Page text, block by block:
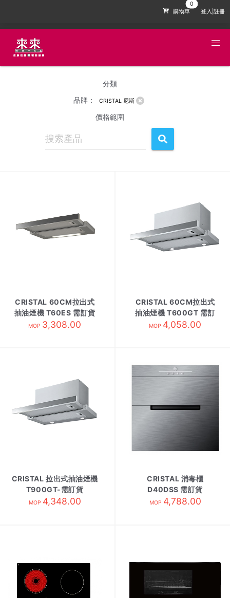
購物車 登入|註冊
分類
品牌：
CRISTAL 尼斯
價格範圍
CRISTAL 60CM拉出式
抽油煙機 T60ES 需訂貨
MOP 3,308.00
CRISTAL 60CM拉出式
抽油煙機 T600GT 需訂
貨
MOP 4,058.00
CRISTAL 拉出式抽油煙機
T900GT-需訂貨
MOP 4,348.00
CRISTAL 消毒櫃
D40DSS 需訂貨
MOP 4,788.00